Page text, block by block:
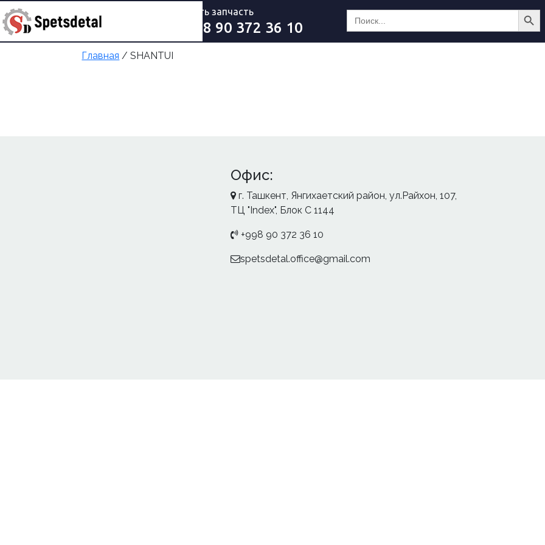
купить запчасть
+998 90 372 36 10
Search
for:
Search Button
Главная / SHANTUI
Офис:
г. Ташкент, Янгихаетский район, ул.Райхон, 107,
ТЦ "Index", Блок С 1144
+998 90 372 36 10
spetsdetal.office@gmail.com